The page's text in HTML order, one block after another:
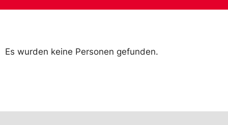
Es wurden keine Personen gefunden.